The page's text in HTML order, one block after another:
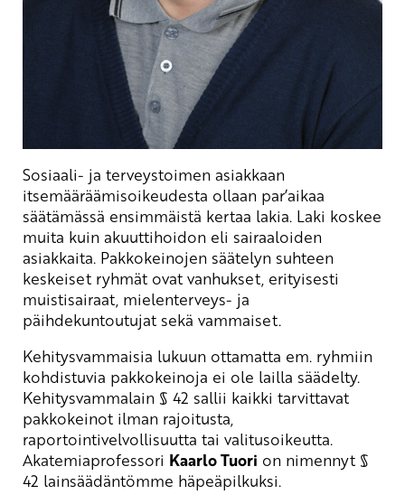
Sosiaali- ja terveystoimen asiakkaan
itsemääräämisoikeudesta ollaan par’aikaa
säätämässä ensimmäistä kertaa lakia. Laki koskee
muita kuin akuuttihoidon eli sairaaloiden
asiakkaita. Pakkokeinojen säätelyn suhteen
keskeiset ryhmät ovat vanhukset, erityisesti
muistisairaat, mielenterveys- ja
päihdekuntoutujat sekä vammaiset.
Kehitysvammaisia lukuun ottamatta em. ryhmiin
kohdistuvia pakkokeinoja ei ole lailla säädelty.
Kehitysvammalain § 42 sallii kaikki tarvittavat
pakkokeinot ilman rajoitusta,
raportointivelvollisuutta tai valitusoikeutta.
Akatemiaprofessori Kaarlo Tuori on nimennyt §
42 lainsäädäntömme häpeäpilkuksi.